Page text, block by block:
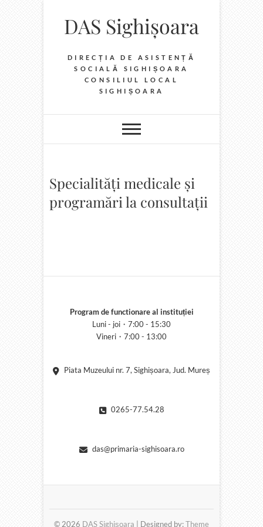
contentDAS Sighișoara
DIRECȚIA DE ASISTENȚĂ
SOCIALĂ SIGHIȘOARA
CONSILIUL LOCAL
SIGHIȘOARA
Specialități medicale și
programări la consultații
Program de functionare al instituției
Luni - joi・7:00 - 15:30
Vineri・7:00 - 13:00
Piata Muzeului nr. 7, Sighișoara, Jud. Mureș
0265-77.54.28
das@primaria-sighisoara.ro
© 2026 DAS Sighișoara | Designed by:Theme